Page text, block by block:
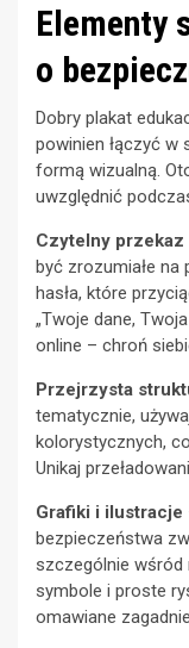
Elementy
o
Dobry plakat
powinien łączyć w
formą wizualną.
uwzględnić
Czytelny przekaz
być zrozumiałe na
hasła, które
„Twoje dane,
online – chroń
Przejrzysta
tematycznie,
kolorystycznych,
Unikaj
Grafiki i ilustracje
bezpieczeństwa
szczególnie wśród
symbole i proste
omawiane